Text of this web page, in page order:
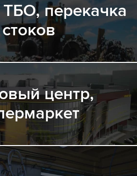
перекачка
стоков
центр,